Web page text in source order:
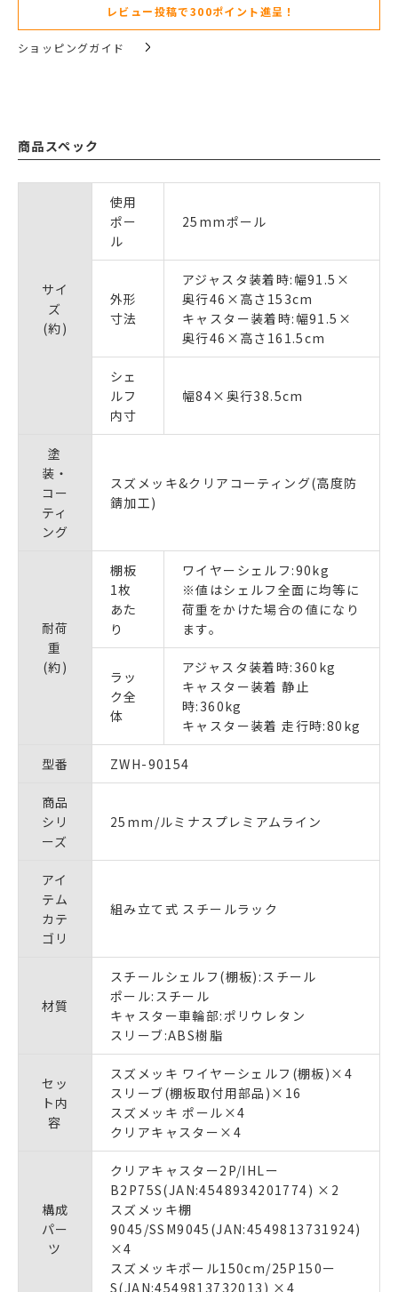
レビュー投稿で300ポイント進呈！
ショッピングガイド
商品スペック
サイ
ズ
(約)
使用
ポー
ル
25mmポール
外形
寸法
アジャスタ装着時:幅91.5×
奥行46×高さ153cm
キャスター装着時:幅91.5×
奥行46×高さ161.5cm
シェ
ルフ
内寸
幅84×奥行38.5cm
塗
装・
コー
ティ
ング
スズメッキ&クリアコーティング(高度防
錆加工)
耐荷
重
(約)
棚板
1枚
あた
り
ワイヤーシェルフ:90kg
※値はシェルフ全面に均等に
荷重をかけた場合の値になり
ます。
ラッ
ク全
体
アジャスタ装着時:360kg
キャスター装着 静止
時:360kg
キャスター装着 走行時:80kg
型番 ZWH-90154
商品
シリ
ーズ
25mm/ルミナスプレミアムライン
アイ
テム
カテ
ゴリ
組み立て式 スチールラック
材質
スチールシェルフ(棚板):スチール
ポール:スチール
キャスター車輪部:ポリウレタン
スリーブ:ABS樹脂
セッ
ト内
容
スズメッキ ワイヤーシェルフ(棚板)×4
スリーブ(棚板取付用部品)×16
スズメッキ ポール×4
クリアキャスター×4
構成
パー
ツ
クリアキャスター2P/IHLー
B2P75S(JAN:4548934201774) ×2
スズメッキ棚
9045/SSM9045(JAN:4549813731924)
×4
スズメッキポール150cm/25P150ー
S(JAN:4549813732013) ×4